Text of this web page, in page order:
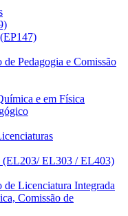
Pedagogia e Comissão
e em Física
EL303 / EL403)
de Licenciatura Integrada
Comissão de